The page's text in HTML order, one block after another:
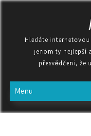
Hledáte
jenom ty nejlepší
přesvědčeni, že
Menu